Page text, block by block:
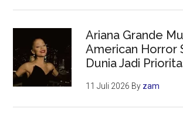
Ariana Grande
American Horror
Dunia Jadi
11 Juli 2026 By zam